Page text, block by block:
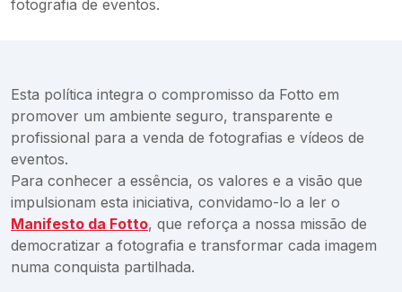
fotografia de eventos.
Esta política integra o compromisso da Fotto em
promover um ambiente seguro, transparente e
profissional para a venda de fotografias e vídeos de
eventos.
Para conhecer a essência, os valores e a visão que
impulsionam esta iniciativa, convidamo-lo a ler o
Manifesto da Fotto, que reforça a nossa missão de
democratizar a fotografia e transformar cada imagem
numa conquista partilhada.